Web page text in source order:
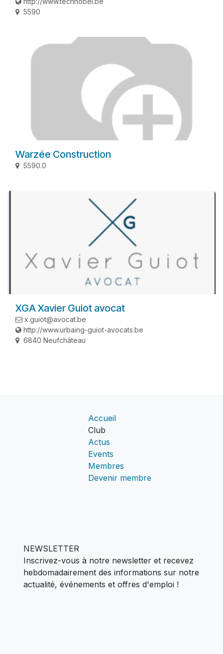
5590
Warzée Construction
5590.0
XGA Xavier Guiot avocat
x.guiot@avocat.be
http://www.urbaing-guiot-avocats.be
6840 Neufchâteau
Accueil
Club
Actus
Events
Membres
Devenir membre
NEWSLETTER
Inscrivez-vous à notre newsletter et recevez
hebdomadairement des informations sur notre
actualité, événements et offres d'emploi !